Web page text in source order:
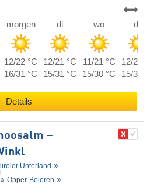
morgen di wo do
12/22 °C 12/21 °C 11/21 °C
12/21
16/31 °C 15/31 °C 15/30 °C 15/31
Details
–
Unterland
Opper-Beieren